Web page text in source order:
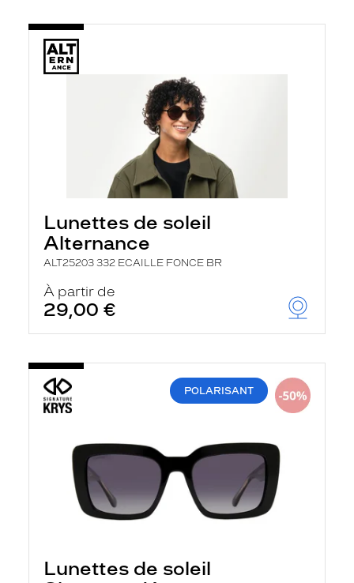
Lunettes de soleil
Alternance
ALT25203 332 ECAILLE FONCE BR
À partir de
29,00 €
POLARISANT
Lunettes de soleil